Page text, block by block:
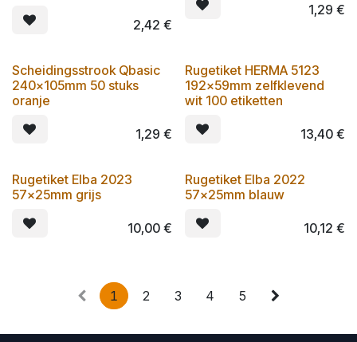
2,42 €
1,29 €
Scheidingsstrook Qbasic
240x105mm 50 stuks
oranje
1,29 €
Rugetiket HERMA 5123
192x59mm zelfklevend
wit 100 etiketten
13,40€
Rugetiket Elba 2023
57x25mm grijs
10,00€
Rugetiket Elba 2022
57x25mm blauw
10,12 €
1 2 3 4 5